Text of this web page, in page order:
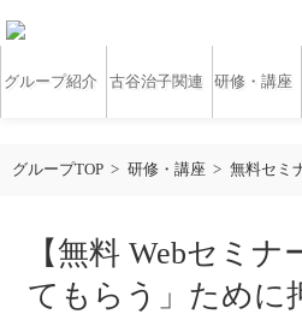
グループ紹介 古谷治子関連 研修・講座
アンケート・サーベイ
無料研修動画
グループTOP 研修・講座 無料セミ
【無料 Webセミ
てもらう」ために